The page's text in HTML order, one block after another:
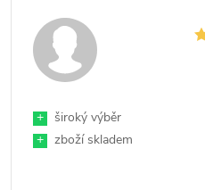
+
široký výběr
+
zboží skladem